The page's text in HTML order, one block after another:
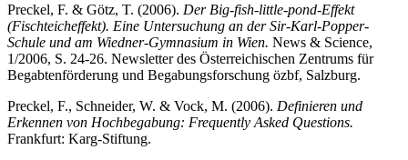
Preckel, F. & Götz, T. (2006). Der Big-fish-little-pond-Effekt
(Fischteicheffekt). Eine Untersuchung an der Sir-Karl-Popper-
Schule und am Wiedner-Gymnasium in Wien. News & Science,
1/2006, S. 24-26. Newsletter des Österreichischen Zentrums für
Begabtenförderung und Begabungsforschung özbf, Salzburg.
Preckel, F., Schneider, W. & Vock, M. (2006). Definieren und
Erkennen von Hochbegabung: Frequently Asked Questions.
Frankfurt: Karg-Stiftung.